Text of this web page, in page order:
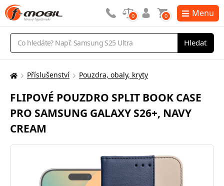
Vyhledávání
Hledat
0 0 Menu
Zde
nacházíte:
Příslušenství Pouzdra, obaly, kryty
FLIPOVÉ POUZDRO SPLIT BOOK CASE
PRO SAMSUNG GALAXY S26+, NAVY
CREAM